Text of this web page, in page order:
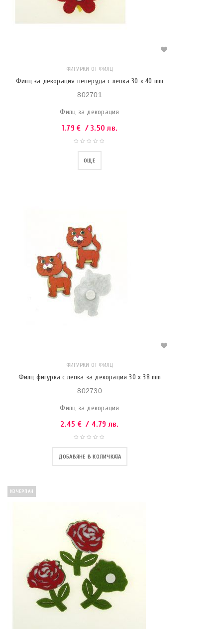
ФИГУРКИ ОТ ФИЛЦ
Филц за декорация пеперуда с лепка 30 x 40 mm
802701
Филц за декорация
1.79€ / 3.50 лв.
ОЩЕ
ФИГУРКИ ОТ ФИЛЦ
Филц фигурка с лепка за декорация 30 x 38 mm
802730
Филц за декорация
2.45 € / 4.79 лв.
ДОБАВЯНЕ В КОЛИЧКАТА
ИЗЧЕРПАН